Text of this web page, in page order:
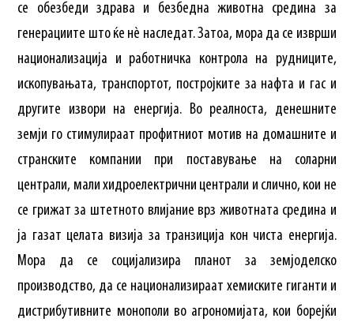
се обезбеди здрава и безбедна животна средина за
генерациите што ќе нè наследат. Затоа, мора да се изврши
национализација и работничка контрола на рудниците,
ископувањата, транспортот, постројките за нафта и гас и
другите извори на енергија. Во реалноста, денешните
земји го стимулираат профитниот мотив на домашните и
странските компании при поставување на соларни
централи, мали хидроелектрични централи и слично, кои не
се грижат за штетното влијание врз животната средина и
ја газат целата визија за транзиција кон чиста енергија.
Мора да се социјализира планот за земјоделско
производство, да се национализираат хемиските гиганти и
дистрибутивните монополи во агрономијата, кои борејќи